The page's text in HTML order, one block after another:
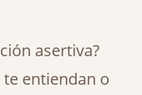
asertiva?
entiendan o